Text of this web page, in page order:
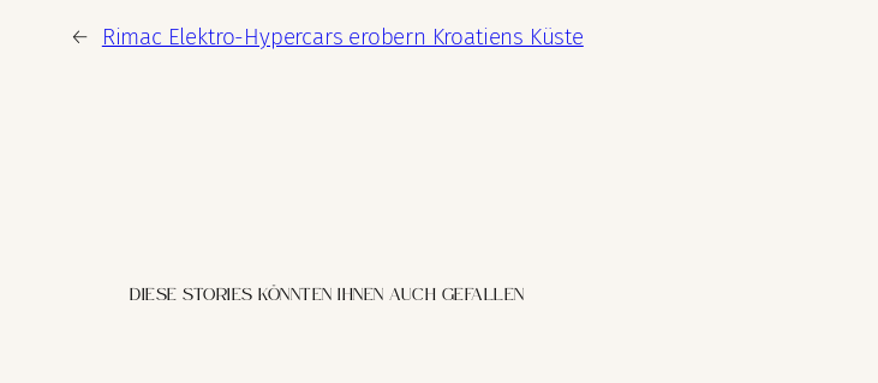
← Rimac Elektro-Hypercars erobern Kroatiens Küste
DIESE STORIES KÖNNTEN IHNEN AUCH GEFALLEN